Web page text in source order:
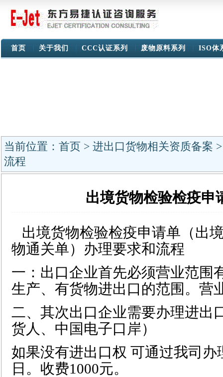
首页 关于我们 CCC认证系列 废物原料系列 ISO体
当前位置： 首页 > 进出口货物相关资质备案
流程
出境货物检验检疫申
出境货物检验检疫申请单（出
物通关单）办理要求和流程
一：出口企业首先必须营业范围
生产、有货物进出口的范围。营
二、其次出口企业需要办理进出
货人、中国电子口岸）
如果没有进出口权 可通过我司办
日。收费1000元。